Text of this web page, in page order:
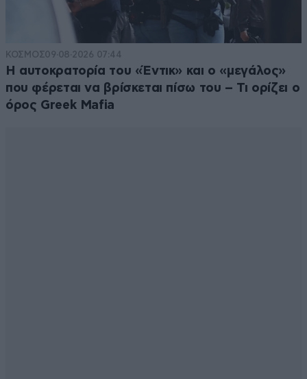
ΚΟΣΜΟΣ09·08·2026 07:44
Η αυτοκρατορία του «Έντικ» και ο «μεγάλος»
που φέρεται να βρίσκεται πίσω του – Τι ορίζει ο
όρος Greek Mafia